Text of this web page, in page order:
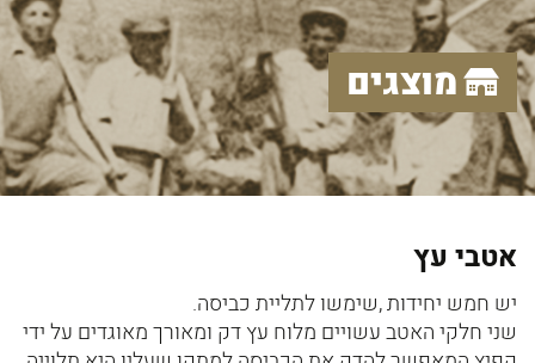
מוצגים
אטבי עץ
יש חמש יחידות ,שימשו לתליית כביסה.
שני חלקי האטב עשויים מלוח עץ דק ומאורך מאוגדים על ידי